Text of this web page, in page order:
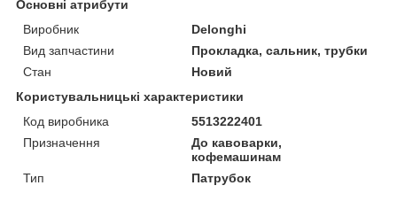
Основні атрибути
Виробник
Delonghi
Вид запчастини
Прокладка, сальник, трубки
Стан
Новий
Користувальницькі характеристики
Код виробника
5513222401
Призначення
До кавоварки,
кофемашинам
Тип
Патрубок